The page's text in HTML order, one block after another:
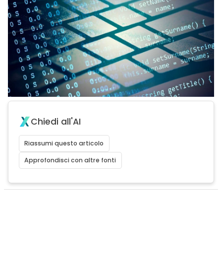
Chiedi all'AI
Riassumi questo articolo
Approfondisci con altre fonti